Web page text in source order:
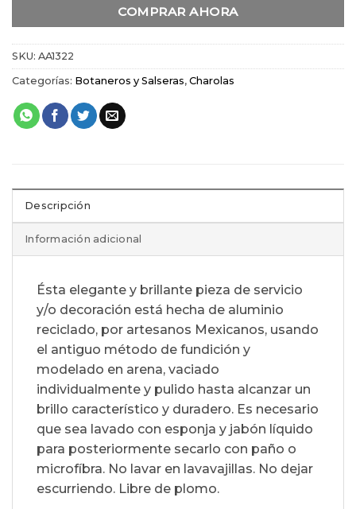
COMPRAR AHORA
SKU: AA1322
Categorías: Botaneros y Salseras, Charolas
Descripción
Información adicional
Ésta elegante y brillante pieza de servicio
y/o decoración está hecha de aluminio
reciclado, por artesanos Mexicanos, usando
el antiguo método de fundición y
modelado en arena, vaciado
individualmente y pulido hasta alcanzar un
brillo característico y duradero. Es necesario
que sea lavado con esponja y jabón líquido
para posteriormente secarlo con paño o
microfíbra. No lavar en lavavajillas. No dejar
escurriendo. Libre de plomo.